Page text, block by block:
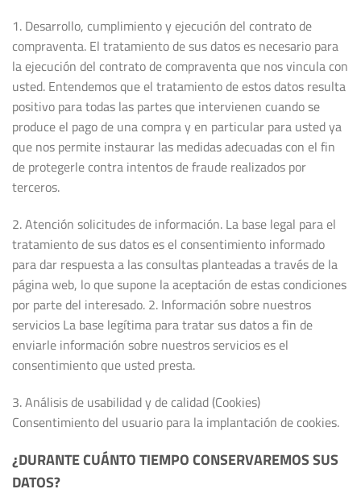
1. Desarrollo, cumplimiento y ejecución del contrato de
compraventa. El tratamiento de sus datos es necesario para
la ejecución del contrato de compraventa que nos vincula con
usted. Entendemos que el tratamiento de estos datos resulta
positivo para todas las partes que intervienen cuando se
produce el pago de una compra y en particular para usted ya
que nos permite instaurar las medidas adecuadas con el fin
de protegerle contra intentos de fraude realizados por
terceros.
2. Atención solicitudes de información. La base legal para el
tratamiento de sus datos es el consentimiento informado
para dar respuesta a las consultas planteadas a través de la
página web, lo que supone la aceptación de estas condiciones
por parte del interesado. 2. Información sobre nuestros
servicios La base legítima para tratar sus datos a fin de
enviarle información sobre nuestros servicios es el
consentimiento que usted presta.
3. Análisis de usabilidad y de calidad (Cookies)
Consentimiento del usuario para la implantación de cookies.
¿DURANTE CUÁNTO TIEMPO CONSERVAREMOS SUS
DATOS?